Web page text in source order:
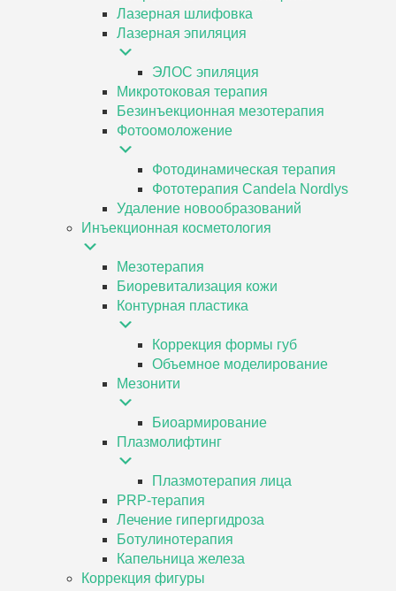
Лазерная шлифовка
Лазерная эпиляция
ЭЛОС эпиляция
Микротоковая терапия
Безинъекционная мезотерапия
Фотоомоложение
Фотодинамическая терапия
Фототерапия Candela Nordlys
Удаление новообразований
Инъекционная косметология
Мезотерапия
Биоревитализация кожи
Контурная пластика
Коррекция формы губ
Объемное моделирование
Мезонити
Биоармирование
Плазмолифтинг
Плазмотерапия лица
PRP-терапия
Лечение гипергидроза
Ботулинотерапия
Капельница железа
Коррекция фигуры